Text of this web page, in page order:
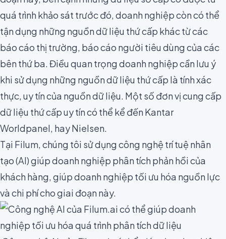
quá trình khảo sát trước đó, doanh nghiệp còn có thể
tận dụng những nguồn dữ liệu thứ cấp khác từ các
báo cáo thị trường, báo cáo người tiêu dùng của các
bên thứ ba. Điều quan trọng doanh nghiệp cần lưu ý
khi sử dụng những nguồn dữ liệu thứ cấp là tính xác
thực, uy tín của nguồn dữ liệu. Một số đơn vị cung cấp
dữ liệu thứ cấp uy tín có thể kể đếnKantar
Worldpanel, hayNielsen.
Tại Filum, chúng tôi sử dụng công nghệ trí tuệ nhân
tạo (AI) giúp doanh nghiệp phân tích phản hồi của
khách hàng, giúp doanh nghiệp tối ưu hóa nguồn lực
và chi phí cho giai đoạn này.